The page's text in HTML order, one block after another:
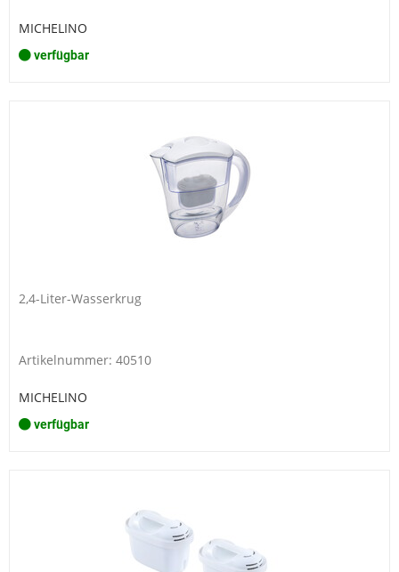
MICHELINO
verfügbar
2,4-Liter-Wasserkrug
Artikelnummer: 40510
MICHELINO
verfügbar